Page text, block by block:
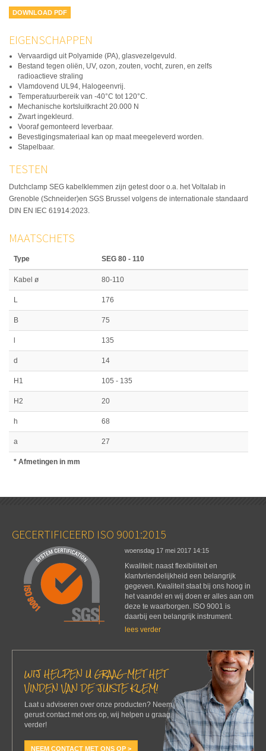
DOWNLOAD PDF
EIGENSCHAPPEN
Vervaardigd uit Polyamide (PA), glasvezelgevuld.
Bestand tegen oliën, UV, ozon, zouten, vocht, zuren, en zelfs
radioactieve straling
Vlamdovend UL94, Halogeenvrij.
Temperatuurbereik van -40°C tot 120°C.
Mechanische kortsluitkracht 20.000 N
Zwart ingekleurd.
Vooraf gemonteerd leverbaar.
Bevestigingsmateriaal kan op maat meegeleverd worden.
Stapelbaar.
TESTEN
Dutchclamp SEG kabelklemmen zijn getest door o.a. het Voltalab in
Grenoble (Schneider)en SGS Brussel volgens de internationale standaard
DIN EN IEC 61914:2023.
MAATSCHETS
Type SEG 80 - 110
Kabel ø 80-110
L 176
B 75
135
d 14
H1 105 - 135
H2 20
h 68
a 27
* Afmetingen in mm
GECERTIFICEERD ISO 9001:2015
woensdag 17 mei 2017 14:15
Kwaliteit: naast flexibiliteit en
klantvriendelijkheid een belangrijk
gegeven. Kwaliteit staat bij ons hoog in
het vaandel en wij doen er alles aan om
deze te waarborgen. ISO 9001 is
daarbij een belangrijk instrument.
lees verder
WIJ HELPEN U GRAAG MET HET
VINDEN VAN DE JUISTE KLEM!
Laat u adviseren over onze producten? Neem
gerust contact met ons op, wij helpen u graag
verder!
NEEM CONTACT MET ONS OP >